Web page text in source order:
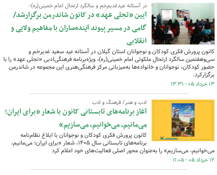
در آستانه عیدغدیم‌خم و سالگرد ارتحال امام خمینی(ره)؛
آیین «تجلی عهد» در کانون شاندرمن برگزارشد/
گامی در مسیر پیوند آینده‌سازان با مفاهیم ولایی و
انقلابی
کانون پرورش فکری کودکان و نوجوانان استان گیلان در آستانه‌ عید سعید غدیرخم و
سی‌وهفتمین سالگرد ارتحال ملکوتی امام خمینی(ره)، ویژه‌برنامه فرهنگی‌ادبی «تجلی عهد» را با
حضور کودکان، نوجوانان و خانواده‌ها به‌میزبانی مرکز فرهنگی‌هنری این مجموعه در شاندرمن
برگزارکرد.
۱۳ خرداد ۰۵ - ۱۳:۳۱
ادب و هنر/ فرهنگ و ادب
آغاز برنامه‌های تابستانی کانون با شعار «برای ایران؛
می‌مانیم، می‌خوانیم، می‌سازیم»
کانون پرورش فکری کودکان و نوجوانان با ابلاغ نظام‌نامه
برنامه‌های تابستانی سال ۱۴۰۵، شعار «برای ایران؛ می‌مانیم،
می‌خوانیم، می‌سازیم» را به‌عنوان محور اصلی فعالیت‌های خود اعلام کرد
۱۲ خرداد ۰۵ - ۱۱:۰۵